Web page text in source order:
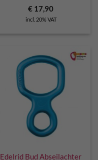
€ 17,90
incl. 20% VAT
Edelrid Bud Abseilachter